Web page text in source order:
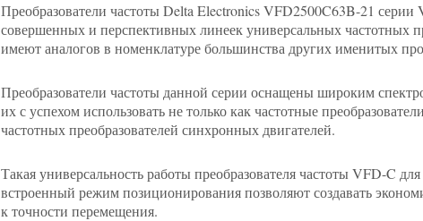
Преобразователи частоты Delta Electronics VFD2500C63B-21
совершенных и перспективных линеек универсальных частотных
имеют аналогов в номенклатуре большинства других именитых
Преобразователи частоты данной серии оснащены широким
их с успехом использовать не только как частотные
частотных преобразователей синхронных двигателей.
Такая универсальность работы преобразователя частоты VFD-C
встроенный режим позиционирования позволяют создавать
к точности перемещения.